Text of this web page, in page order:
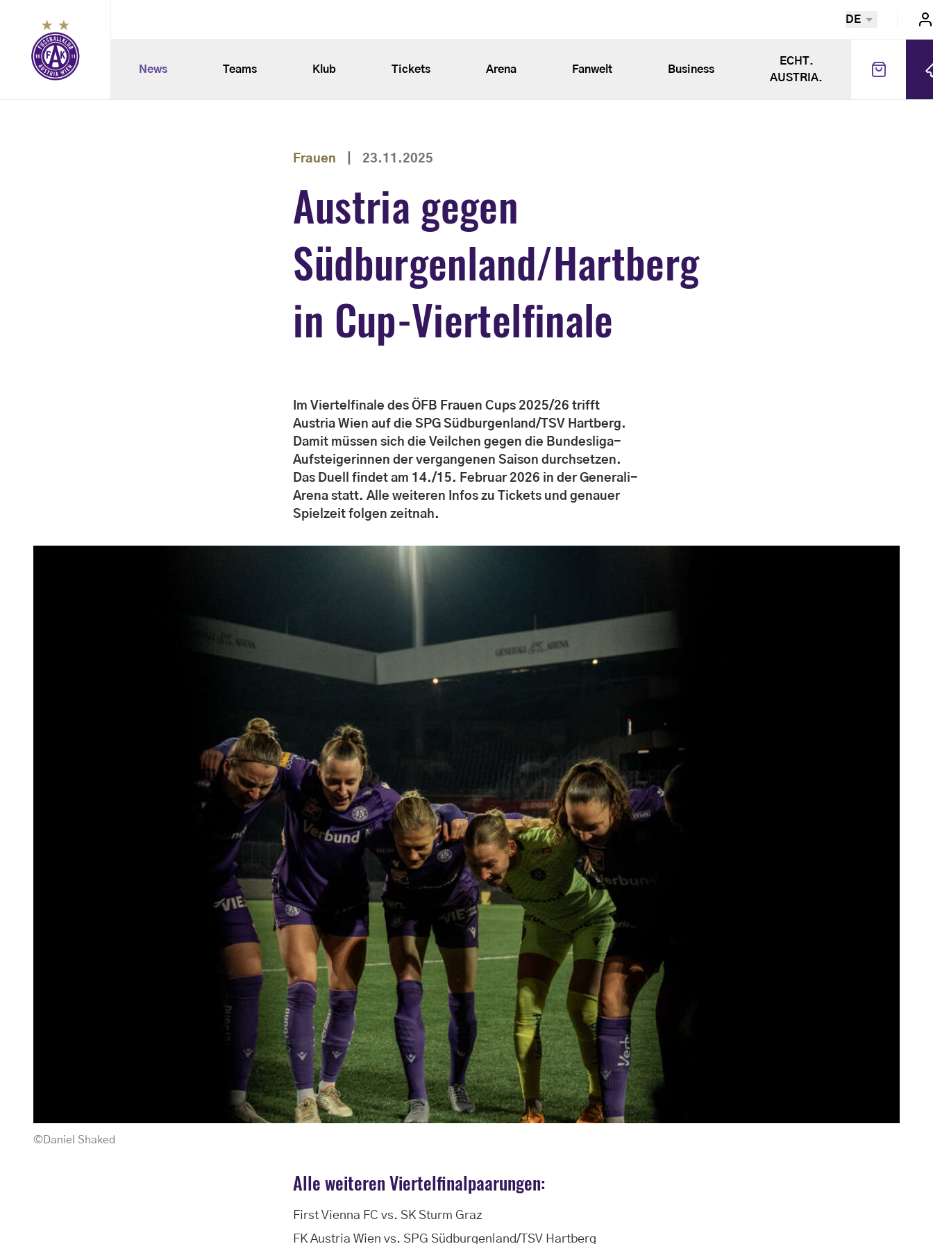
News Teams Klub Tickets Arena Fanwelt Business
ECHT.
AUSTRIA.
DE
Frauen 23.11.2025
Austria gegen
Südburgenland/Hartberg
in Cup-Viertelfinale
Im Viertelfinale des ÖFB Frauen Cups 2025/26 trifft
Austria Wien auf die SPG Südburgenland/TSV Hartberg.
Damit müssen sich die Veilchen gegen die Bundesliga-
Aufsteigerinnen der vergangenen Saison durchsetzen.
Das Duell findet am 14./15. Februar 2026 in der Generali-
Arena statt. Alle weiteren Infos zu Tickets und genauer
Spielzeit folgen zeitnah.
©Daniel Shaked
Alle weiteren Viertelfinalpaarungen:
First Vienna FC vs. SK Sturm Graz
FK Austria Wien vs. SPG Südburgenland/TSV Hartberg